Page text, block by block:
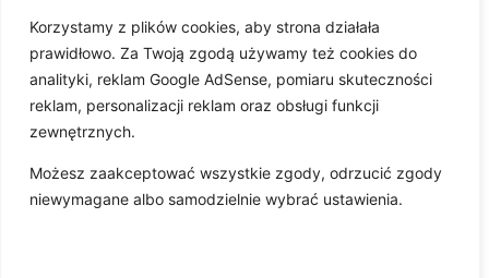
Korzystamy z plików cookies, aby strona działała
prawidłowo. Za Twoją zgodą używamy też cookies do
analityki, reklam Google AdSense, pomiaru skuteczności
reklam, personalizacji reklam oraz obsługi funkcji
zewnętrznych.
Możesz zaakceptować wszystkie zgody, odrzucić zgody
niewymagane albo samodzielnie wybrać ustawienia.
Pobierz aplikację
O nasKontaktWspółpracaWsparcieRegulamin
Polityka prywatności
© 2026 szukamy.pl - Wszystkie prawa zastrzeżone